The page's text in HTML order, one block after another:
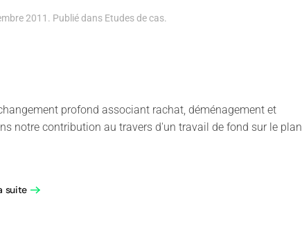
2011 . Publié dans Etudes de cas.
profond associant rachat, déménagement et
notre contribution au travers d'un travail de fond sur le plan
suite